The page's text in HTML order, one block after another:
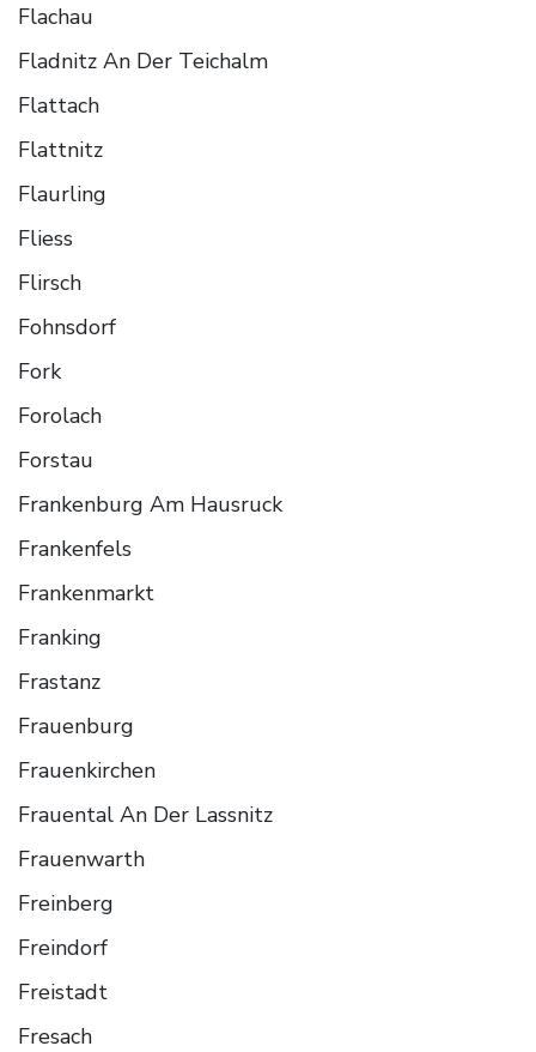
Flachau
Fladnitz An Der Teichalm
Flattach
Flattnitz
Flaurling
Fliess
Flirsch
Fohnsdorf
Fork
Forolach
Forstau
Frankenburg Am Hausruck
Frankenfels
Frankenmarkt
Franking
Frastanz
Frauenburg
Frauenkirchen
Frauental An Der Lassnitz
Frauenwarth
Freinberg
Freindorf
Freistadt
Fresach